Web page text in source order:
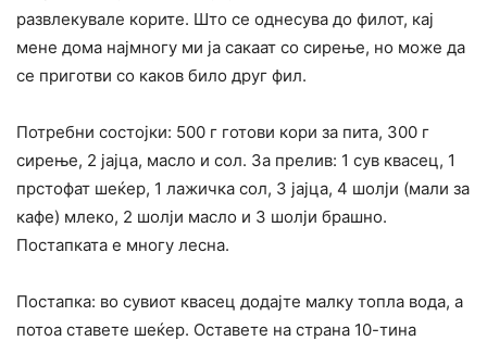
развлекувале корите. Што се однесува до филот, кај
мене дома најмногу ми ја сакаат со сирење, но може да
се приготви со каков било друг фил.
Потребни состојки: 500 г готови кори за пита, 300 г
сирење, 2 јајца, масло и сол. За прелив: 1 сув квасец, 1
прстофат шеќер, 1 лажичка сол, 3 јајца, 4 шолји (мали за
кафе) млеко, 2 шолји масло и 3 шолји брашно.
Постапката е многу лесна.
Постапка: во сувиот квасец додајте малку топла вода, а
потоа ставете шеќер. Оставете на страна 10-тина